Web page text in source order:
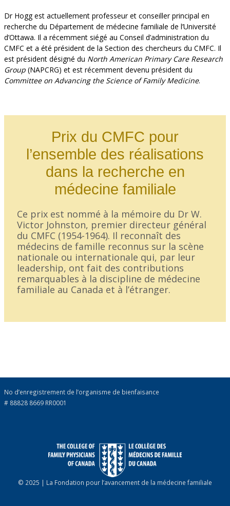
Dr Hogg est actuellement professeur et conseiller principal en
recherche du Département de médecine familiale de l’Université
d’Ottawa. Il a récemment siégé au Conseil d’administration du
CMFC et a été président de la Section des chercheurs du CMFC. Il
est président désigné du North American Primary Care Research
Group (NAPCRG) et est récemment devenu président du
Committee on Advancing the Science of Family Medicine.
Prix du CMFC pour
l’ensemble des réalisations
dans la recherche en
médecine familiale
Ce prix est nommé à la mémoire du Dr W.
Victor Johnston, premier directeur général
du CMFC (1954-1964). Il reconnaît des
médecins de famille reconnus sur la scène
nationale ou internationale qui, par leur
leadership, ont fait des contributions
remarquables à la discipline de médecine
familiale au Canada et à l’étranger.
No d’enregistrement de l’organisme de bienfaisance
# 88828 8669 RR0001
© 2025 | La Fondation pour l’avancement de la médecine familiale